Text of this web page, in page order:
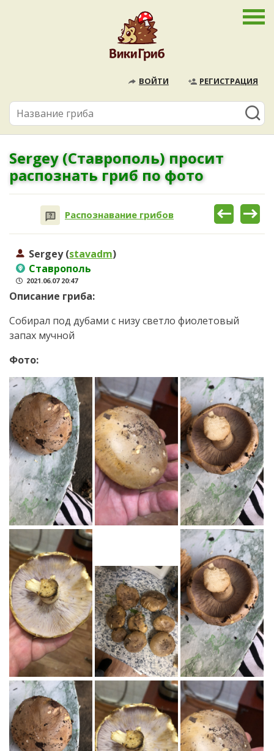
ВОЙТИ РЕГИСТРАЦИЯ
Sergey (Ставрополь) просит
распознать гриб по фото
Распознавание грибов
Sergey (stavadm)
Ставрополь
2021.06.07 20:47
Описание гриба:
Собирал под дубами с низу светло фиолетовый
запах мучной
Фото: